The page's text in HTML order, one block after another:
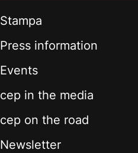
Stampa
Press information
Events
cep in the media
cep on the road
Newsletter